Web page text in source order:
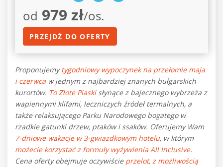
od 979 zł/os.
PRZEJDŹ DO OFERTY
Proponujemytygodniowy wypoczynek na przełomie maja
i czerwca w jednymz najbardziej znanych bułgarskich
kurortów. ToZłote Piaskisłynące z bajecznego wybrzeża z
wapiennymi klifami, leczniczych źródeł termalnych, a
także relaksującego Parku Narodowego bogatego w
rzadkie gatunki drzew, ptaków i ssaków. Oferujemy Wam
7-dniowe wakacje w 3-gwiazdkowym hotelu, w którym
możecie korzystać z formuły wyżywienia All Inclusive.
Cena oferty obejmuje oczywiście przelot, z możliwością